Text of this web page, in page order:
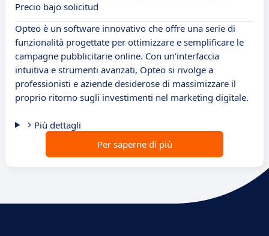
Precio bajo solicitud
Opteo è un software innovativo che offre una serie di
funzionalità progettate per ottimizzare e semplificare le
campagne pubblicitarie online. Con un'interfaccia
intuitiva e strumenti avanzati, Opteo si rivolge a
professionisti e aziende desiderose di massimizzare il
proprio ritorno sugli investimenti nel marketing digitale.
Più dettagli
Per saperne di più